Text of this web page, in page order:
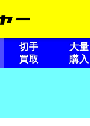
切手
買取
大量
購入